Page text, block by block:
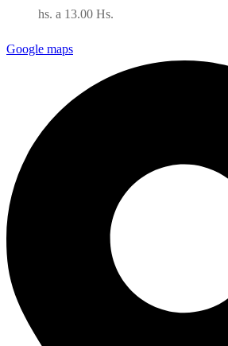
hs. a 13.00 Hs.
Google maps